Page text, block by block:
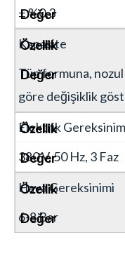
± %0,3
Kapasite
Tüp formuna, nozul
göre değişiklik
Elektrik
380 V, 50 Hz, 3 Faz
Hava Gereksinimi
6-8 Bar